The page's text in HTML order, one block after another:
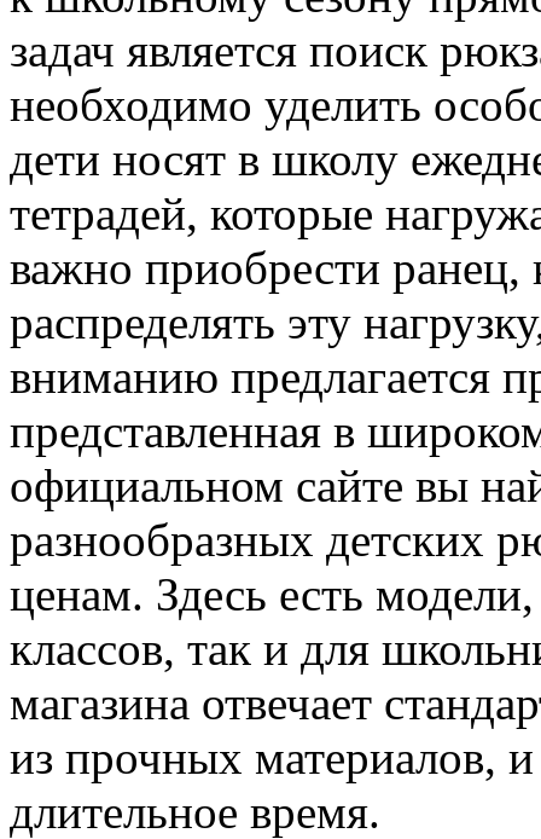
задач является поиск
необходимо уделить
дети носят в школу
тетрадей, которые
важно приобрести ранец,
распределять эту
вниманию предлагается
представленная в
официальном сайте вы
разнообразных детских
ценам. Здесь есть
классов, так и для
магазина отвечает
из прочных материалов,
длительное время.